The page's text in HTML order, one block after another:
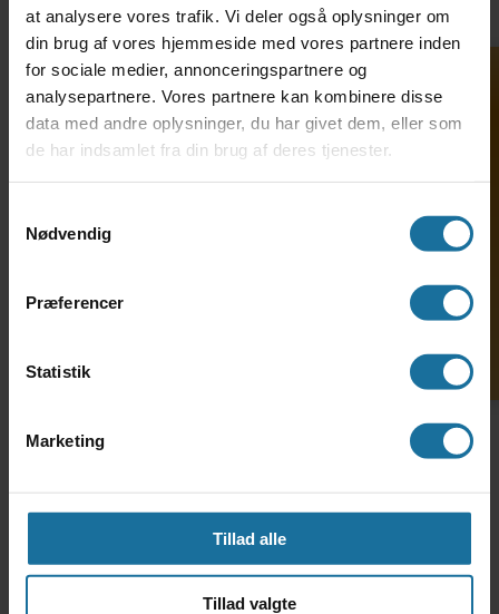
at analysere vores trafik. Vi deler også oplysninger om
din brug af vores hjemmeside med vores partnere inden
for sociale medier, annonceringspartnere og
analysepartnere. Vores partnere kan kombinere disse
data med andre oplysninger, du har givet dem, eller som
de har indsamlet fra din brug af deres tjenester.
Nødvendig
Præferencer
Statistik
Marketing
Tillad alle
Tillad valgte
Om FVU
Om OBU
THL Erhverv
Om FVU
Studiestøtte
Specialpædagogisk støtte og
Søg ind på HF-enkeltfag